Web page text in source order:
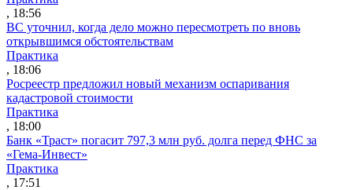
, 18:56
ВС уточнил, когда дело можно пересмотреть по вновь
открывшимся обстоятельствам
Практика
, 18:06
Росреестр предложил новый механизм оспаривания
кадастровой стоимости
Практика
, 18:00
Банк «Траст» погасит 797,3 млн руб. долга перед ФНС за
«Гема-Инвест»
Практика
, 17:51